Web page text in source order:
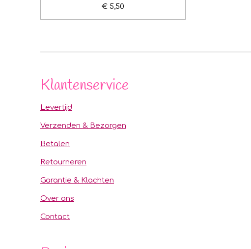
€ 5,50
Klantenservice
Levertijd
Verzenden & Bezorgen
Betalen
Retourneren
Garantie & Klachten
Over ons
Contact